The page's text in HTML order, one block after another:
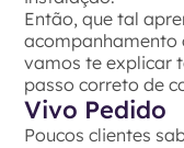
Então, que tal
acompanhamento
vamos te explicar
passo correto de
Vivo Pedido
Poucos clientes